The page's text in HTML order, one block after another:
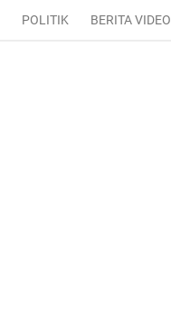
POLITIK BERITA VIDEO